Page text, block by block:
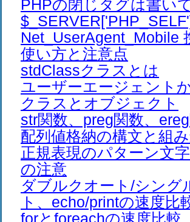
PHPの閉じタグは書い
Net_UserAgent_Mobile
使い方と注意点
stdClassクラスとは
ユーザーエージェント
クラスとオブジェクト
str関数、preg関数、
配列値格納の構文と組
正規表現のパターン文
の注意
ダブルクオート/シング
ト、echo/printの速度比
forとforeachの速度比較